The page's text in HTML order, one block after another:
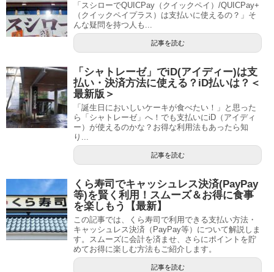
「スシローでQUICPay（クイックペイ）/QUICPay+
（クイックペイプラス）は支払いに使えるの？」そ
んな疑問を持つ人も...
記事を読む
「シャトレーゼ」でiD(アイディー)は支
払い・決済方法に使える？iD払いは？＜
最新版＞
「誕生日においしいケーキが食べたい！」と思った
ら「シャトレーゼ」へ！でも支払いにiD（アイディ
ー）が使えるのかな？お得な利用法もあったら知
り...
記事を読む
くら寿司でキャッシュレス決済(PayPay
等)を賢く利用！スムーズ＆お得に食事
を楽しもう【最新】
この記事では、くら寿司で利用できる支払い方法・
キャッシュレス決済（PayPay等）について解説しま
す。スムーズに会計を済ませ、さらにポイントを貯
めてお得に楽しむ方法もご紹介します。
記事を読む